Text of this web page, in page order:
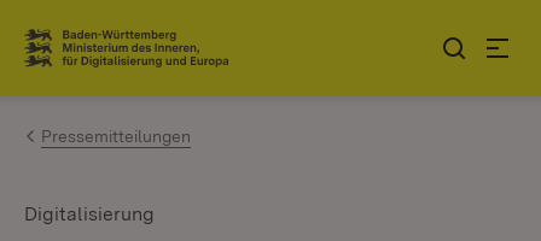
Zum Inhalt springen
Link zur Startseite
Pressemitteilungen
Digitalisierung